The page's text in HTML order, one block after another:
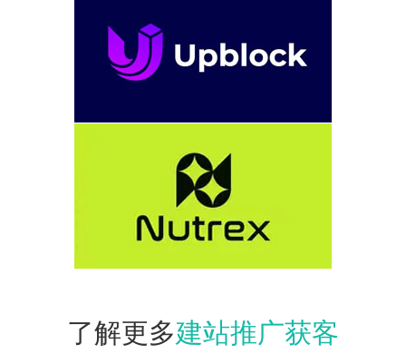
了解更多建站推广获客